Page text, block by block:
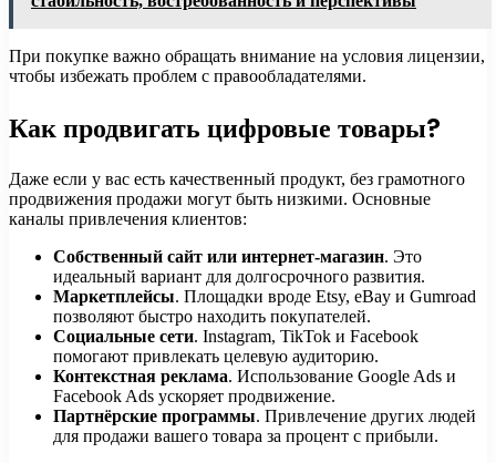
При покупке важно обращать внимание на условия лицензии,
чтобы избежать проблем с правообладателями.
Как продвигать цифровые товары?
Даже если у вас есть качественный продукт, без грамотного
продвижения продажи могут быть низкими. Основные
каналы привлечения клиентов:
Собственный сайт или интернет-магазин. Это
идеальный вариант для долгосрочного развития.
Маркетплейсы. Площадки вроде Etsy, eBay и Gumroad
позволяют быстро находить покупателей.
Социальные сети. Instagram, TikTok и Facebook
помогают привлекать целевую аудиторию.
Контекстная реклама. Использование Google Ads и
Facebook Ads ускоряет продвижение.
Партнёрские программы. Привлечение других людей
для продажи вашего товара за процент с прибыли.